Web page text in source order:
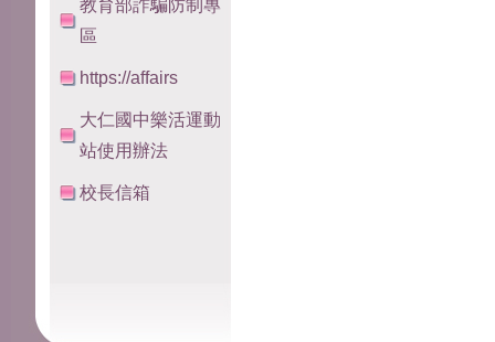
教育部詐騙防制專
區
https://affairs
大仁國中樂活運動
站使用辦法
校長信箱